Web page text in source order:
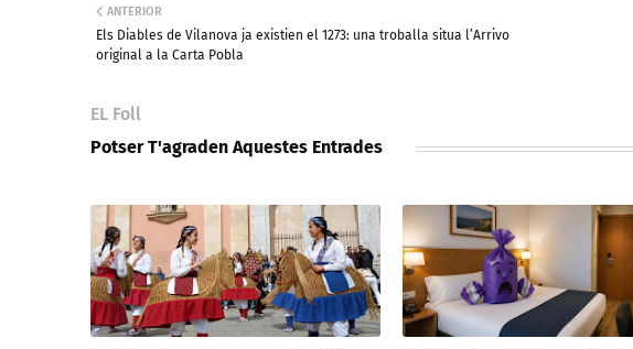
ANTERIOR
Els Diables de Vilanova ja existien el 1273: una troballa situa l’Arrivo
original a la Carta Pobla
EL Foll
Potser T'agraden Aquestes Entrades